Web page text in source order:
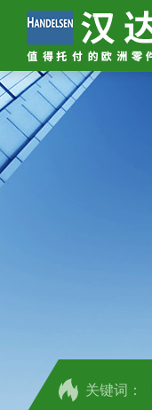
关键词：